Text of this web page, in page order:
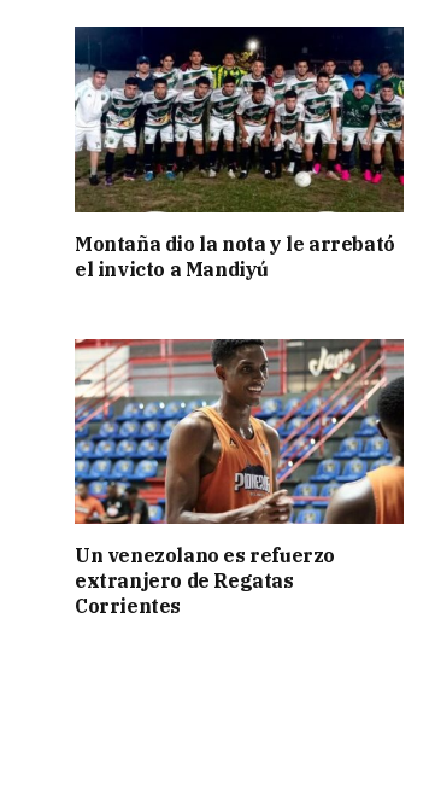
Montaña dio la nota y le arrebató
el invicto a Mandiyú
Un venezolano es refuerzo
extranjero de Regatas
Corrientes